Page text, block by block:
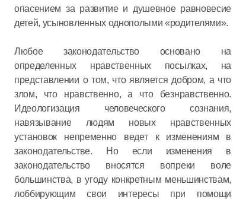
опасением за развитие и душевное равновесие
детей, усыновленных однополыми «родителями».
Любое законодательство основано на
определенных нравственных посылках, на
представлении о том, что является добром, а что
злом, что нравственно, а что безнравственно.
Идеологизация человеческого сознания,
навязывание людям новых нравственных
установок непременно ведет к изменениям в
законодательстве. Но если изменения в
законодательство вносятся вопреки воле
большинства, в угоду конкретным меньшинствам,
лоббирующим свои интересы при помощи